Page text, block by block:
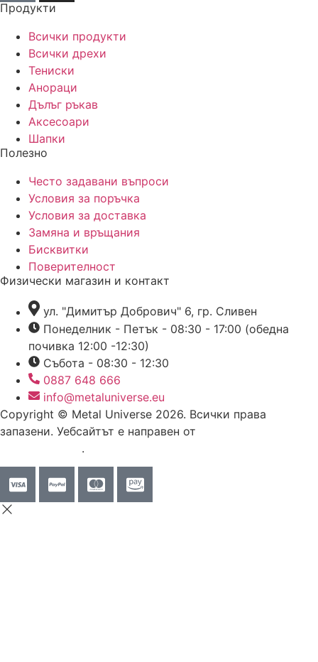
Продукти
Всички продукти
Всички дрехи
Тениски
Анораци
Дълъг ръкав
Аксесоари
Шапки
Полезно
Често задавани въпроси
Условия за поръчка
Условия за доставка
Замяна и връщания
Бисквитки
Поверителност
Физически магазин и контакт
ул. "Димитър Добрович" 6, гр. Сливен
Понеделник - Петък - 08:30 - 17:00 (обедна
почивка 12:00 -12:30)
Събота - 08:30 - 12:30
0887 648 666
info@metaluniverse.eu
Copyright © Metal Universe 2026. Всички права
запазени. Уебсайтът е направен от
.